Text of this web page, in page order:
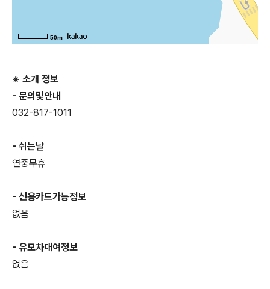
50m
※ 소개 정보
- 문의및안내
032-817-1011
- 쉬는날
연중무휴
- 신용카드가능정보
없음
- 유모차대여정보
없음